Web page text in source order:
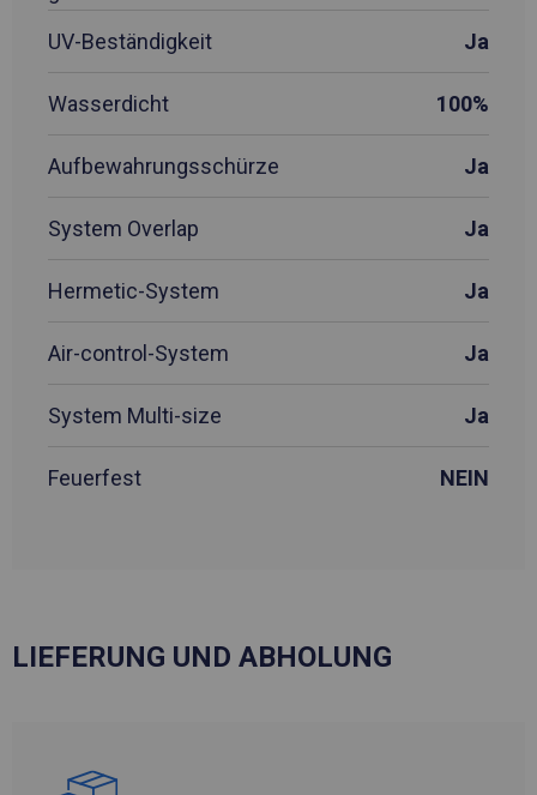
UV-Beständigkeit
Ja
Wasserdicht 100%
Aufbewahrungsschürze Ja
System Overlap Ja
Hermetic-System Ja
Air-control-System Ja
System Multi-size Ja
Feuerfest NEIN
LIEFERUNG UND ABHOLUNG